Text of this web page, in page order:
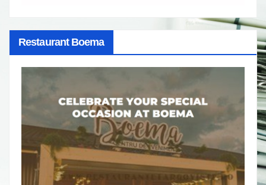
Restaurant Boema